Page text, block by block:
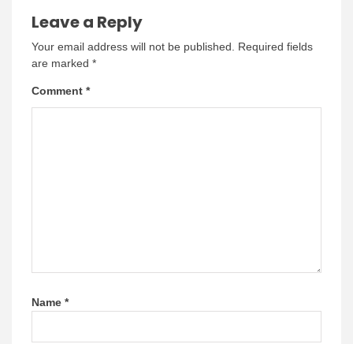
Leave a Reply
Your email address will not be published.
Required fields
are marked *
Comment *
Name *